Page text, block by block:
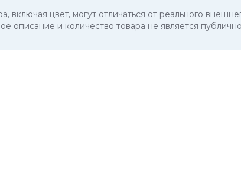
включая цвет, могут отличаться от реального
описание и количество товара не является